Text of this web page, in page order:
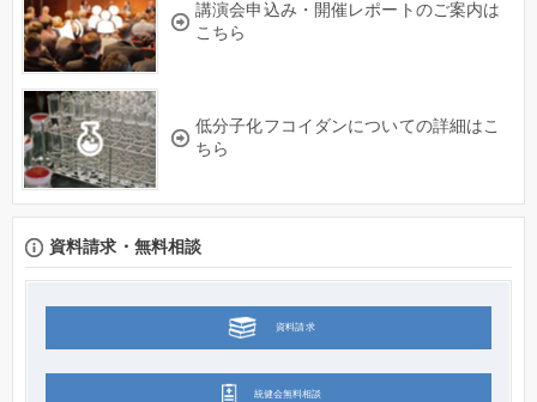
講演会申込み・開催レポートのご案内は
こちら
低分子化フコイダンについての詳細はこ
ちら
資料請求・無料相談
資料請求
統健会無料相談